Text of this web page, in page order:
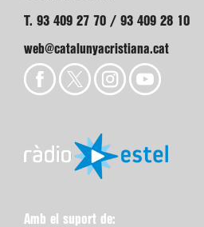
T. 93 409 27 70 / 93 409 28 10
web@catalunyacristiana.cat
Amb el suport de: